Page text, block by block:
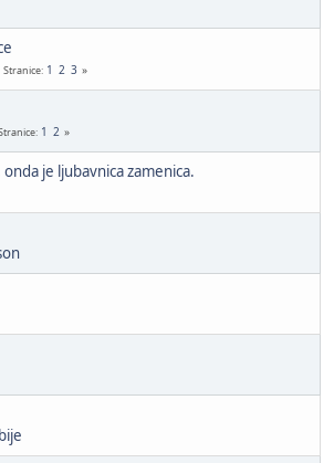
Stranice 1 2 3
1 2
je ljubavnica zamenica.